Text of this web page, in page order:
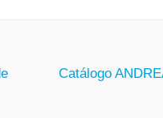
Catálogo